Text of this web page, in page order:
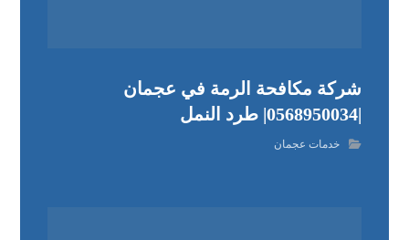
شركة مكافحة الرمة في عجمان
|0568950034| طرد النمل
خدمات عجمان